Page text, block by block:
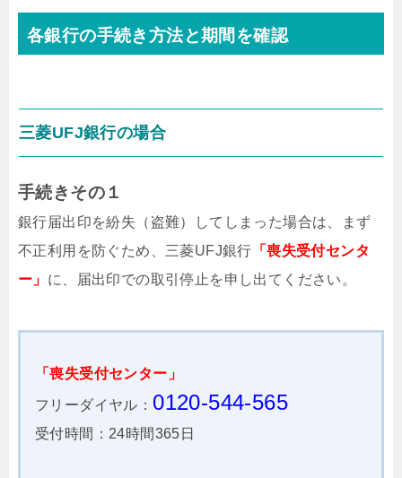
各銀行の手続き方法と期間を確認
三菱UFJ銀行の場合
手続きその１
銀行届出印を紛失（盗難）してしまった場合は、まず
不正利用を防ぐため、三菱UFJ銀行 「喪失受付センタ
ー」 に、届出印での取引停止を申し出てください。
「喪失受付センター」
フリーダイヤル： 0120-544-565
受付時間：24時間365日